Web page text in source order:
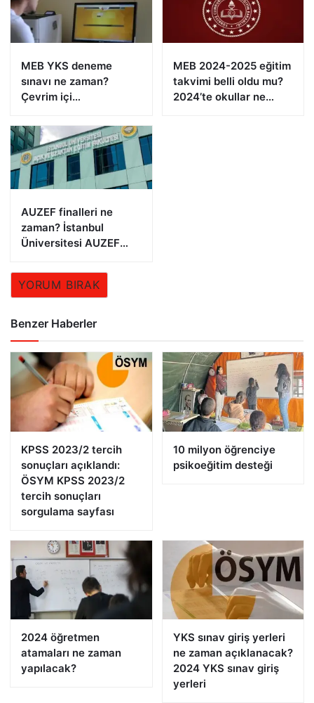
MEB YKS deneme
sınavı ne zaman?
Çevrim içi
MEB 2024-2025 eğitim
takvimi belli oldu mu?
2024’te okullar ne
AUZEF finalleri ne
zaman? İstanbul
Üniversitesi AUZEF
YORUM BIRAK
Benzer Haberler
KPSS 2023/2 tercih
sonuçları açıklandı:
ÖSYM KPSS 2023/2
tercih sonuçları
sorgulama sayfası
10 milyon öğrenciye
psikoeğitim desteği
2024 öğretmen
atamaları ne zaman
yapılacak?
YKS sınav giriş yerleri
ne zaman açıklanacak?
2024 YKS sınav giriş
yerleri